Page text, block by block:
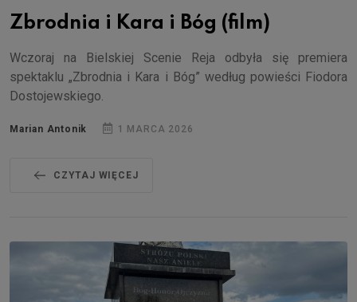
Zbrodnia i Kara i Bóg (film)
Wczoraj na Bielskiej Scenie Reja odbyła się premiera
spektaklu „Zbrodnia i Kara i Bóg” według powieści Fiodora
Dostojewskiego.
Marian Antonik 1 MARCA 2026
CZYTAJ WIĘCEJ